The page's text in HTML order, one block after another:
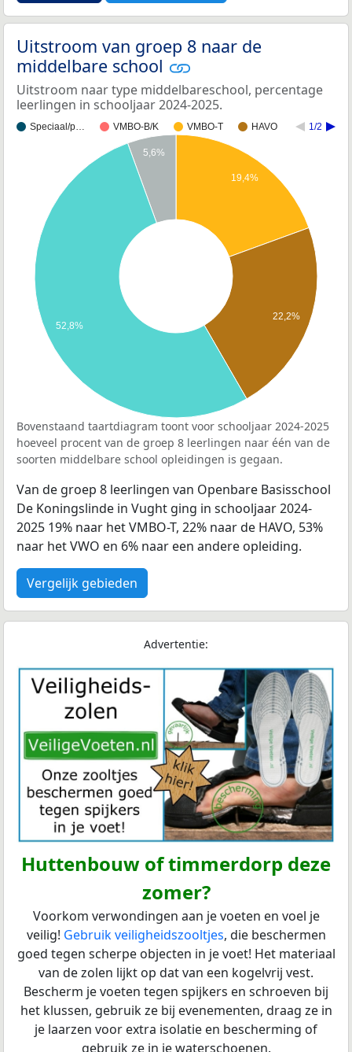
Uitstroom van groep 8 naar de
middelbare school
Uitstroom naar type middelbareschool, percentage
leerlingen in schooljaar 2024-2025.
Speciaal/p… VMBO-B/K VMBO-T HAVO 1/2
19,4%
22,2%
5,6%
52,8%
Bovenstaand taartdiagram toont voor schooljaar 2024-2025
hoeveel procent van de groep 8 leerlingen naar één van de
soorten middelbare school opleidingen is gegaan.
Van de groep 8 leerlingen van Openbare Basisschool
De Koningslinde in Vught ging in schooljaar 2024-
2025 19% naar het VMBO-T, 22% naar de HAVO, 53%
naar het VWO en 6% naar een andere opleiding.
Vergelijk gebieden
Advertentie:
Huttenbouw of timmerdorp deze
zomer?
Voorkom verwondingen aan je voeten en voel je
veilig! Gebruik veiligheidszooltjes, die beschermen
goed tegen scherpe objecten in je voet! Het materiaal
van de zolen lijkt op dat van een kogelvrij vest.
Bescherm je voeten tegen spijkers en schroeven bij
het klussen, gebruik ze bij evenementen, draag ze in
je laarzen voor extra isolatie en bescherming of
gebruik ze in je waterschoenen.